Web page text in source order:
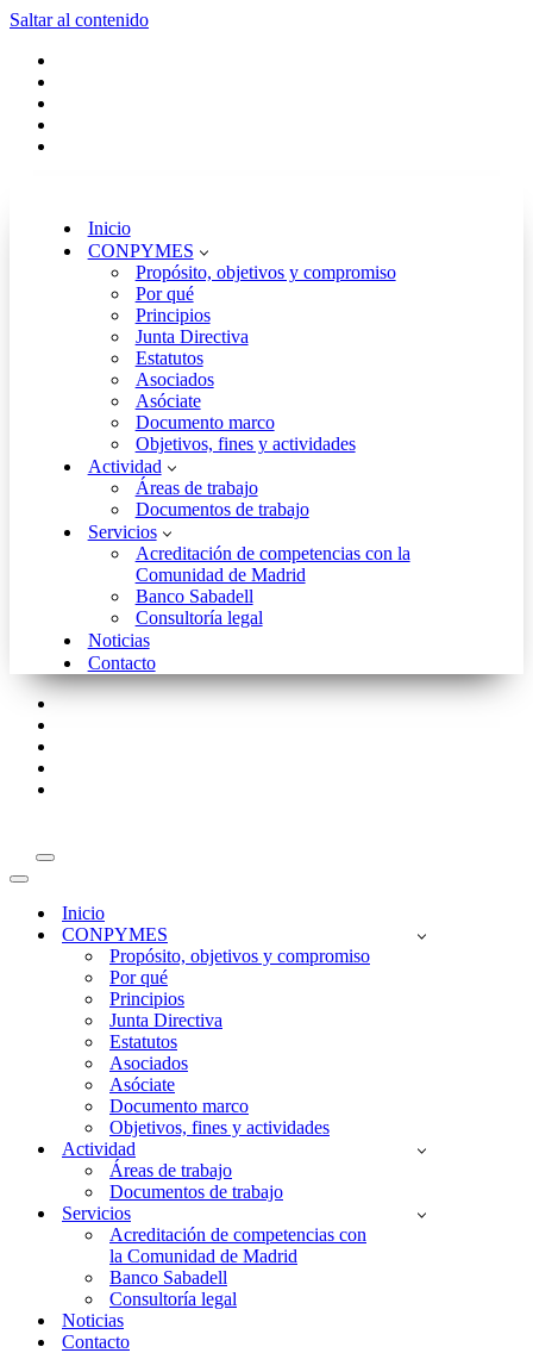
Saltar al contenido
Inicio
CONPYMES
Propósito, objetivos y compromiso
Por qué
Principios
Junta Directiva
Estatutos
Asociados
Asóciate
Documento marco
Objetivos, fines y actividades
Actividad
Áreas de trabajo
Documentos de trabajo
Servicios
Acreditación de competencias con la
Comunidad de Madrid
Banco Sabadell
Consultoría legal
Noticias
Contacto
Menú
Menú
navegación
Inicio
CONPYMES
Propósito, objetivos y compromiso
Por qué
Principios
Junta Directiva
Estatutos
Asociados
Asóciate
Documento marco
Objetivos, fines y actividades
Actividad
Áreas de trabajo
Documentos de trabajo
Servicios
Acreditación de competencias con
la Comunidad de Madrid
Banco Sabadell
Consultoría legal
Noticias
Contacto